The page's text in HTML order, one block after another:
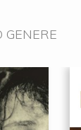
GENERE